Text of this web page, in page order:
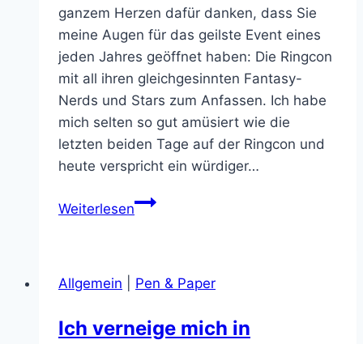
ganzem Herzen dafür danken, dass Sie
meine Augen für das geilste Event eines
jeden Jahres geöffnet haben: Die Ringcon
mit all ihren gleichgesinnten Fantasy-
Nerds und Stars zum Anfassen. Ich habe
mich selten so gut amüsiert wie die
letzten beiden Tage auf der Ringcon und
heute verspricht ein würdiger…
WeiterlesenFür
der
Tag
Allgemein Pen & Paper
Ich verneige mich in